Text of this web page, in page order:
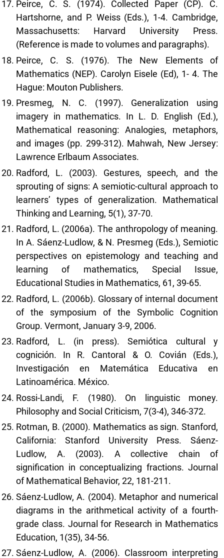
Peirce, C. S. (1974). Collected Paper (CP). C.
Hartshorne, and P. Weiss (Eds.), 1-4. Cambridge,
Massachusetts: Harvard University Press.
(Reference is made to volumes and paragraphs).
Peirce, C. S. (1976). The New Elements of
Mathematics (NEP). Carolyn Eisele (Ed), 1- 4. The
Hague: Mouton Publishers.
Presmeg, N. C. (1997). Generalization using
imagery in mathematics. In L. D. English (Ed.),
Mathematical reasoning: Analogies, metaphors,
and images (pp. 299-312). Mahwah, New Jersey:
Lawrence Erlbaum Associates.
Radford, L. (2003). Gestures, speech, and the
sprouting of signs: A semiotic-cultural approach to
learners’ types of generalization. Mathematical
Thinking and Learning, 5(1), 37-70.
Radford, L. (2006a). The anthropology of meaning.
In A. Sáenz-Ludlow, & N. Presmeg (Eds.), Semiotic
perspectives on epistemology and teaching and
learning of mathematics, Special Issue,
Educational Studies in Mathematics, 61, 39-65.
Radford, L. (2006b). Glossary of internal document
of the symposium of the Symbolic Cognition
Group. Vermont, January 3-9, 2006.
Radford, L. (in press). Semiótica cultural y
cognición. In R. Cantoral & O. Covián (Eds.),
Investigación en Matemática Educativa en
Latinoamérica. México.
Rossi-Landi, F. (1980). On linguistic money.
Philosophy and Social Criticism, 7(3-4), 346-372.
Rotman, B. (2000). Mathematics as sign. Stanford,
California: Stanford University Press. Sáenz-
Ludlow, A. (2003). A collective chain of
signification in conceptualizing fractions. Journal
of Mathematical Behavior, 22, 181-211.
Sáenz-Ludlow, A. (2004). Metaphor and numerical
diagrams in the arithmetical activity of a fourth-
grade class. Journal for Research in Mathematics
Education, 1(35), 34-56.
Sáenz-Ludlow, A. (2006). Classroom interpreting